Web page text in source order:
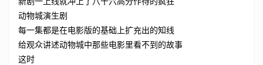
动物城演生剧
每一集都是在电影版的基础上扩充出的知线
给观众讲述动物城中那些电影里看不到的故事
这时